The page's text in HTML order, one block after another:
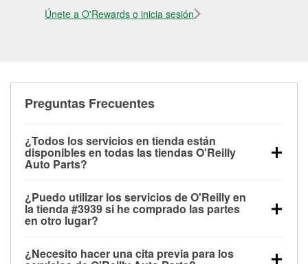
Únete a O'Rewards o inicia sesión
Preguntas Frecuentes
¿Todos los servicios en tienda están
disponibles en todas las tiendas O'Reilly
Auto Parts?
las pruebas de batería, pruebas de alternador y
motor de arranque, revisión de la luz “Check Engine”
con O'Reilly VeriScan® e instalación de
limpiaparabrisas o bombillas, están disponibles en
¿Puedo utilizar los servicios de O'Reilly en
la tienda #3939 si he comprado las partes
en otro lugar?
de O'Reilly Auto Parts que estén disponibles en la
¿Necesito hacer una cita previa para los